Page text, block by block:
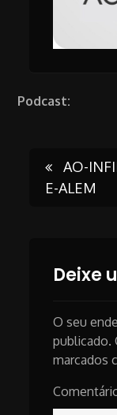
Podcast:
Post
AO-
E-ALEM
Deixe
O seu
publicado.
marcados